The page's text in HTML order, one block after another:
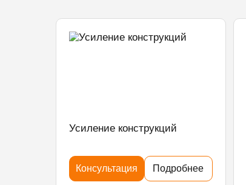
Усиление конструкций
Консультация Подробнее